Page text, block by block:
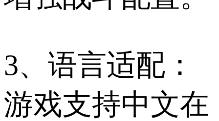
3、语言适配：
游戏支持中文在